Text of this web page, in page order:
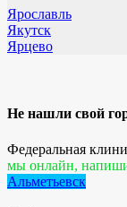
Ярославль
Якутск
Ярцево
Не нашли свой
Федеральная
мы онлайн,
Альметьевск